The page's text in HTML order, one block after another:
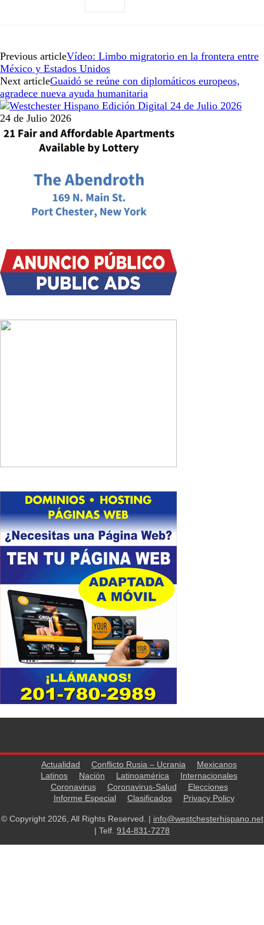
Previous articleVídeo: Limbo migratorio en la frontera entre
México y Estados Unidos
Next articleGuaidó se reúne con diplomáticos europeos,
agradece nueva ayuda humanitaria
24 de Julio 2026
Actualidad Conflicto Rusia – Ucrania
Mexicanos
Latinos
Nación Latinoamérica
Internacionales
Coronavirus
Coronavirus-Salud
Elecciones
Informe Especial
Clasificados Privacy Policy
© Copyright 2026, All Rights Reserved. | info@westchesterhispano.net
| Telf. 914-831-7278